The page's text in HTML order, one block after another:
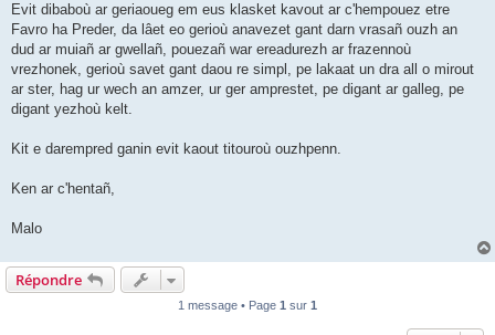
Evit dibaboù ar geriaoueg em eus klasket kavout ar c'hempouez etre
Favro ha Preder, da lâet eo gerioù anavezet gant darn vrasañ ouzh an
dud ar muiañ ar gwellañ, pouezañ war ereadurezh ar frazennoù
vrezhonek, gerioù savet gant daou re simpl, pe lakaat un dra all o mirout
ar ster, hag ur wech an amzer, ur ger amprestet, pe digant ar galleg, pe
digant yezhoù kelt.
Kit e darempred ganin evit kaout titouroù ouzhpenn.
Ken ar c'hentañ,
Malo
Répondre
1 message • Page 1 sur 1